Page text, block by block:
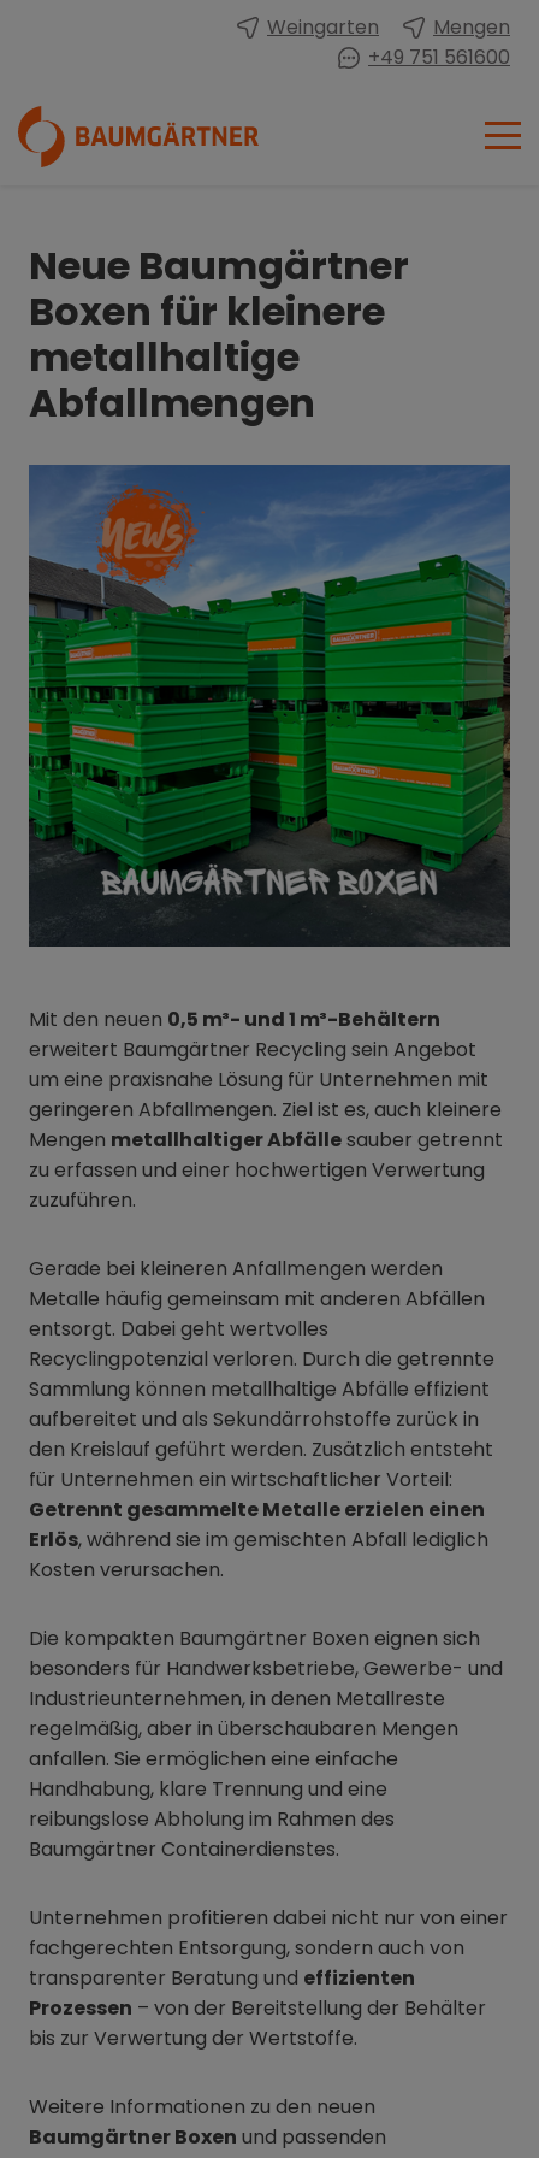
Weingarten
Mengen
+49 751 561600
Neue Baumgärtner
Boxen für kleinere
metallhaltige
Abfallmengen
Mit den neuen 0,5 m³- und 1 m³-Behältern
erweitert Baumgärtner Recycling sein Angebot
um eine praxisnahe Lösung für Unternehmen mit
geringeren Abfallmengen. Ziel ist es, auch kleinere
Mengen metallhaltiger Abfällesauber getrennt
zu erfassen und einer hochwertigen Verwertung
zuzuführen.
Gerade bei kleineren Anfallmengen werden
Metalle häufig gemeinsam mit anderen Abfällen
entsorgt. Dabei geht wertvolles
Recyclingpotenzial verloren. Durch die getrennte
Sammlung können metallhaltige Abfälle effizient
aufbereitet und als Sekundärrohstoffe zurück in
den Kreislauf geführt werden. Zusätzlich entsteht
für Unternehmen ein wirtschaftlicher Vorteil:
Getrennt gesammelte Metalle erzielen einen
Erlös, während sie im gemischten Abfall lediglich
Kosten verursachen.
Die kompakten Baumgärtner Boxen eignen sich
besonders für Handwerksbetriebe, Gewerbe- und
Industrieunternehmen, in denen Metallreste
regelmäßig, aber in überschaubaren Mengen
anfallen. Sie ermöglichen eine einfache
Handhabung, klare Trennung und eine
reibungslose Abholung im Rahmen des
Baumgärtner Containerdienstes.
Unternehmen profitieren dabei nicht nur von einer
fachgerechten Entsorgung, sondern auch von
transparenter Beratung und effizienten
Prozessen – von der Bereitstellung der Behälter
bis zur Verwertung der Wertstoffe.
Weitere Informationen zu den neuen
Baumgärtner Boxen und passenden